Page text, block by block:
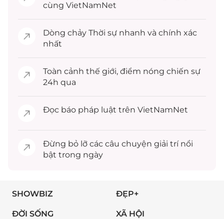
cùng VietNamNet
Dòng chảy Thời sự nhanh và chính xác
nhất
Toàn cảnh thế giới, điểm nóng chiến sự
24h qua
Đọc báo pháp luật trên VietNamNet
Đừng bỏ lỡ các câu chuyện giải trínổi
bật trong ngày
SHOWBIZ ĐẸP+
ĐỜI SỐNG XÃ HỘI